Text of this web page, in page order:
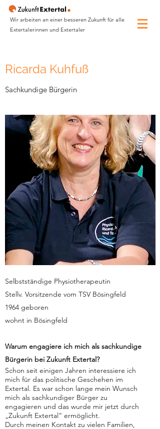
Wir arbeiten an einer besseren Zukunft für alle
Extertalerinnen und Extertaler
Ricarda Kuhfuß
Sachkundige Bürgerin
Selbstständige Physiotherapeutin
Stellv. Vorsitzende vom TSV Bösingfeld
1964 geboren
wohnt in Bösingfeld
Warum engagiere ich mich als sachkundige
Bürgerin bei Zukunft Extertal?
Schon seit einigen Jahren interessiere ich
mich für das politische Geschehen im
Extertal. Es war schon lange mein Wunsch
mich als sachkundiger Bürger zu
engagieren und das wurde mir jetzt durch
„Zukunft Extertal“ ermöglicht.
Durch meinen Kontakt zu vielen Familien,